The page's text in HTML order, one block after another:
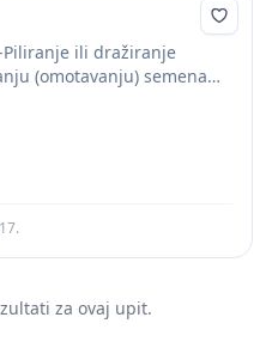
ili dražiranje
(omotavanju) semena
mu se pravilan ili
za ovaj upit.